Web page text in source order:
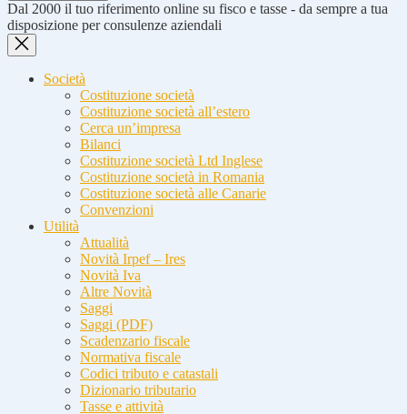
Dal 2000 il tuo riferimento online su fisco e tasse - da sempre a tua
disposizione per consulenze aziendali
Società
Costituzione società
Costituzione società all’estero
Cerca un’impresa
Bilanci
Costituzione società Ltd Inglese
Costituzione società in Romania
Costituzione società alle Canarie
Convenzioni
Utilità
Attualità
Novità Irpef – Ires
Novità Iva
Altre Novità
Saggi
Saggi (PDF)
Scadenzario fiscale
Normativa fiscale
Codici tributo e catastali
Dizionario tributario
Tasse e attività